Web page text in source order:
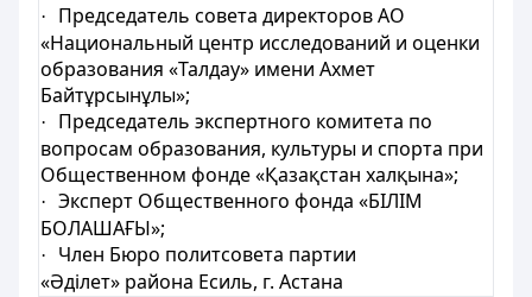
·
Председатель совета директоров АО
«Национальный центр исследований и оценки
образования «Талдау» имени Ахмет
Байтұрсынұлы»;
·
Председатель экспертного комитета по
вопросам образования, культуры и спорта при
Общественном фонде «Қазақстан халқына»;
·
Эксперт Общественного фонда «БІЛІМ
БОЛАШАҒЫ»;
·
Член Бюро политсовета партии
«Әділет» района Есиль, г. Астана